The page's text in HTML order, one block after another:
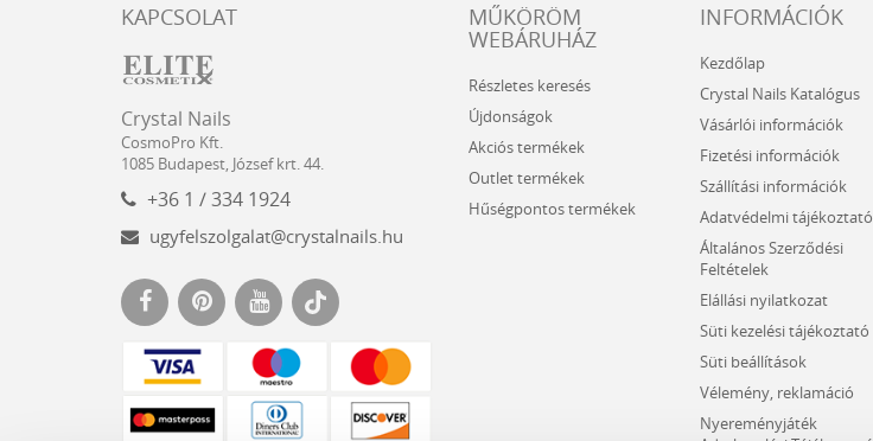
KAPCSOLAT
Nails
Kft.
Crystal Nails
CosmoPro Kft.
1085 Budapest, József krt. 44.
+36 1 / 334 1924
ugyfelszolgalat@crystalnails.hu
MŰKÖRÖM
WEBÁRUHÁZ
Részletes keresés
Újdonságok
Akciós termékek
Outlet termékek
Hűségpontos termékek
INFORMÁCIÓK
Kezdőlap
Crystal Nails Katalógus
Vásárlói információk
Fizetési információk
Szállítási információk
Adatvédelmi tájékoztató
Általános Szerződési
Feltételek
Elállási nyilatkozat
Süti kezelési tájékoztató
Süti beállítások
Vélemény, reklamáció
Nyereményjáték